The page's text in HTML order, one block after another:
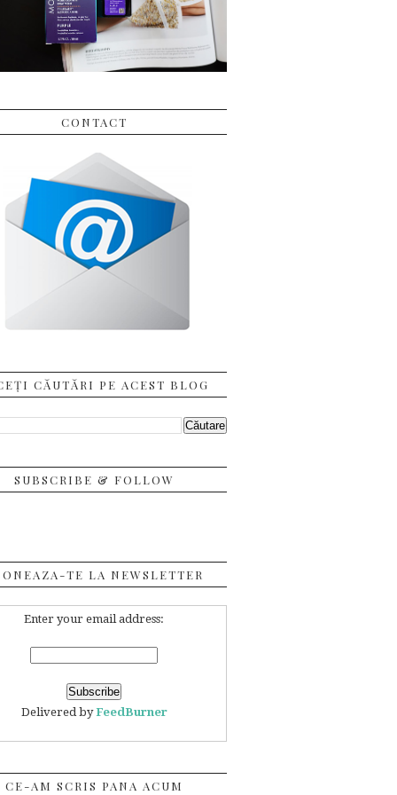
CONTACT
CĂUTĂRI PE ACEST BLOG
SUBSCRIBE & FOLLOW
TE LA NEWSLETTER
Enter your email address:
Delivered byFeedBurner
CE-AM SCRIS PANA ACUM